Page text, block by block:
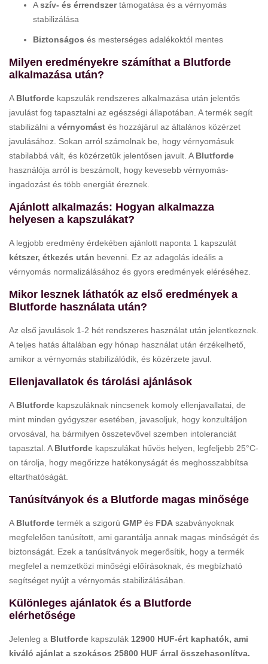
Aszív- és érrendszertámogatása és a vérnyomás
stabilizálása
Biztonságos és mesterséges adalékoktól mentes
Milyen eredményekre számíthat a Blutforde
alkalmazása után?
A Blutforde kapszulák rendszeres alkalmazása után jelentős
javulást fog tapasztalni az egészségi állapotában. A termék segít
stabilizálni a vérnyomást és hozzájárul az általános közérzet
javulásához. Sokan arról számolnak be, hogy vérnyomásuk
stabilabbá vált, és közérzetük jelentősen javult. A Blutforde
használója arról is beszámolt, hogy kevesebb vérnyomás-
ingadozást és több energiát éreznek.
Ajánlott alkalmazás: Hogyan alkalmazza
helyesen a kapszulákat?
A legjobb eredmény érdekében ajánlott naponta 1 kapszulát
kétszer, étkezés után bevenni. Ez az adagolás ideális a
vérnyomás normalizálásához és gyors eredmények eléréséhez.
Mikor lesznek láthatók az első eredmények a
Blutforde használata után?
Az első javulások 1-2 hét rendszeres használat után jelentkeznek.
A teljes hatás általában egy hónap használat után érzékelhető,
amikor a vérnyomás stabilizálódik, és közérzete javul.
Ellenjavallatok és tárolási ajánlások
A Blutforde kapszuláknak nincsenek komoly ellenjavallatai, de
mint minden gyógyszer esetében, javasoljuk, hogy konzultáljon
orvosával, ha bármilyen összetevővel szemben intoleranciát
tapasztal. A Blutforde kapszulákat hűvös helyen, legfeljebb 25°C-
on tárolja, hogy megőrizze hatékonyságát és meghosszabbítsa
eltarthatóságát.
Tanúsítványok és a Blutforde magas minősége
A Blutforde termék a szigorú GMP és FDA szabványoknak
megfelelően tanúsított, ami garantálja annak magas minőségét és
biztonságát. Ezek a tanúsítványok megerősítik, hogy a termék
megfelel a nemzetközi minőségi előírásoknak, és megbízható
segítséget nyújt a vérnyomás stabilizálásában.
Különleges ajánlatok és a Blutforde
elérhetősége
Jelenleg a Blutforde kapszulák 12900 HUF-ért kaphatók, ami
kiváló ajánlat a szokásos 25800 HUF árral összehasonlítva.